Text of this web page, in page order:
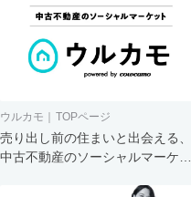
ウルカモ｜TOPページ
売り出し前の住まいと出会える、
中古不動産のソーシャルマーケッ